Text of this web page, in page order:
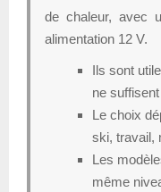
de chaleur, avec
alimentation 12 V.
Ils sont
ne
Le choix
ski, travail,
Les
même